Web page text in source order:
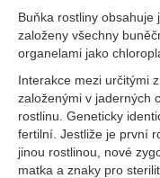
Buňka rostliny obsahuje
založeny všechny
organelami jako
Interakce mezi určitými
založenými v jaderných
rostlinu. Geneticky
fertilní. Jestliže je první
jinou rostlinou, nové
matka a znaky pro